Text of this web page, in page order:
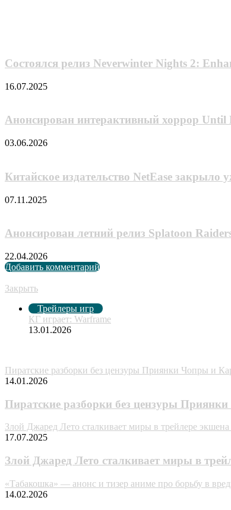
Состоялся релиз Neverwinter Nights 2:
16.07.2025
Анонсирован интерактивный хоррор Until
03.06.2026
Китайское издательство NetEase закрыло
07.11.2025
Анонсирован летний релиз Splatoon
22.04.2026
Добавить комментарий
Закрыть
Трейлеры игр
КГ играет: Warframe
13.01.2026
Пиратские разборки без цензуры Приянки Чопры и
14.01.2026
Пиратские разборки без цензуры
Злой Джаред Лето сталкивает миры в трейлере
17.07.2025
Злой Джаред Лето сталкивает миры в
«Табакошка» — анонс и тизер аниме про борьбу в
14.02.2026